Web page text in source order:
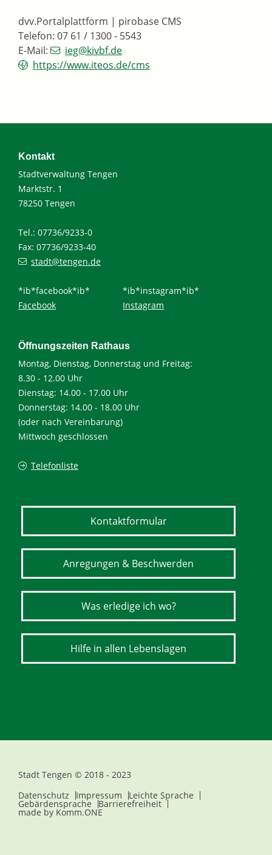
dvv.Portalplattform | pirobase CMS
Telefon: 07 61 / 1300 - 5543
E-Mail:
ieg@kivbf.de
https://www.iteos.de/cms
Kontakt
Stadtverwaltung Tengen
Marktstr. 1
78250 Tengen
Tel.: 07736/9233-0
Fax: 07736/9233-40
stadt@tengen.de
*ib*facebook*ib*
Facebook
*ib*instagram*ib*
Instagram
Öffnungszeiten Rathaus
Montag, Dienstag, Donnerstag und Freitag:
8.30 - 12.00 Uhr
Dienstag: 14.00 - 17.00 Uhr
Donnerstag: 14.00 - 18.00 Uhr
(oder nach Vereinbarung)
Mittwoch geschlossen
Telefonliste
Kontaktformular
Anregungen & Beschwerden
Was erledige ich wo?
Hilfe in allen Lebenslagen
Stadt Tengen © 2018 - 2023
Datenschutz
Impressum Leichte Sprache
Gebärdensprache Barrierefreiheit
made by Komm.ONE